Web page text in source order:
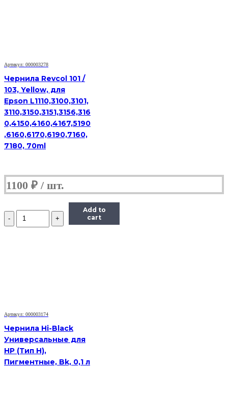
Артикул: 000003278
Чернила Revcol 101 /
103, Yellow, для
Epson L1110,3100,3101,
3110,3150,3151,3156,316
0,4150,4160,4167,5190
,6160,6170,6190,7160,
7180, 70ml
1100 ₽
Количество
Чернила
Add to
cart
Артикул: 000003174
Чернила Hi-Black
Универсальные для
HP (Тип H),
Пигментные, Bk, 0,1 л